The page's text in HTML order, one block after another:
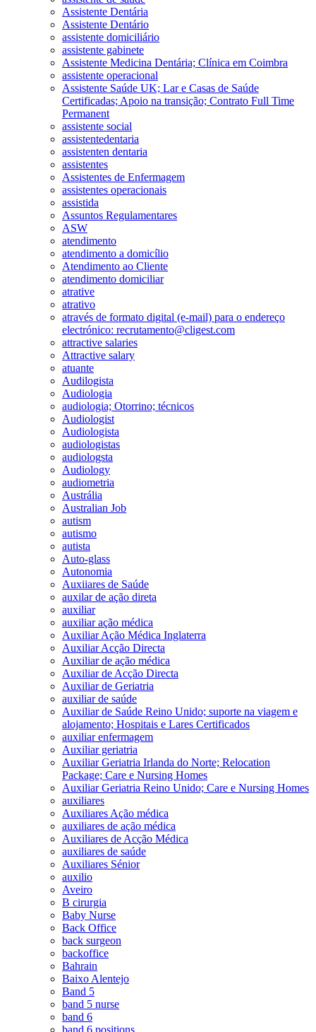
Assistente Dentária
Assistente Dentário
assistente domiciliário
assistente gabinete
Assistente Medicina Dentária; Clínica em Coimbra
assistente operacional
Assistente Saúde UK; Lar e Casas de Saúde
Certificadas; Apoio na transição; Contrato Full Time
Permanent
assistente social
assistentedentaria
assistenten dentaria
assistentes
Assistentes de Enfermagem
assistentes operacionais
assistida
Assuntos Regulamentares
ASW
atendimento
atendimento a domicílio
Atendimento ao Cliente
atendimento domiciliar
atrative
atrativo
através de formato digital (e-mail) para o endereço
electrónico: recrutamento@cligest.com
attractive salaries
Attractive salary
atuante
Audilogista
Audiologia
audiologia; Otorrino; técnicos
Audiologist
Audiologista
audiologistas
audiologsta
Audiology
audiometria
Austrália
Australian Job
autism
autismo
autista
Auto-glass
Autonomia
Auxiiares de Saúde
auxilar de ação direta
auxiliar
auxiliar ação médica
Auxiliar Ação Médica Inglaterra
Auxiliar Acção Directa
Auxiliar de ação médica
Auxiliar de Acção Directa
Auxiliar de Geriatria
auxiliar de saúde
Auxiliar de Saúde Reino Unido; suporte na viagem e
alojamento; Hospitais e Lares Certificados
auxiliar enfermagem
Auxiliar geriatria
Auxiliar Geriatria Irlanda do Norte; Relocation
Package; Care e Nursing Homes
Auxiliar Geriatria Reino Unido; Care e Nursing Homes
auxiliares
Auxiliares Ação médica
auxiliares de ação médica
Auxiliares de Acção Médica
auxiliares de saúde
Auxiliares Sénior
auxilio
Aveiro
B cirurgia
Baby Nurse
Back Office
back surgeon
backoffice
Bahrain
Baixo Alentejo
Band 5
band 5 nurse
band 6
band 6 positions